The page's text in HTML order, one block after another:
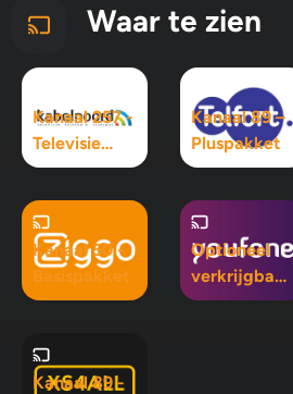
Waar te zien
Kanaal 257 -
Televisie
Maximaal
Kanaal 89 –
Pluspakket
Kanaal 50 -
Basispakket
Optioneel
verkrijgbaar
in Mix 5, Mix
Kanaal 89 -